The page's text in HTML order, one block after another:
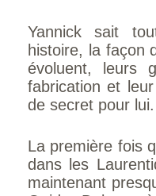
Yannick sait
histoire, la façon
évoluent, leurs
fabrication et
de secret pour lui.
La première fois
dans les
maintenant